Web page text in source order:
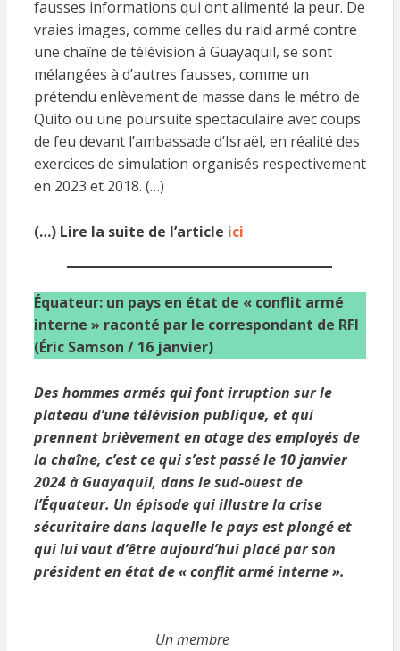
fausses informations qui ont alimenté la peur. De
vraies images, comme celles du raid armé contre
une chaîne de télévision à Guayaquil, se sont
mélangées à d’autres fausses, comme un
prétendu enlèvement de masse dans le métro de
Quito ou une poursuite spectaculaire avec coups
de feu devant l’ambassade d’Israël, en réalité des
exercices de simulation organisés respectivement
en 2023 et 2018. (…)
(…) Lire la suite de l’article ici
Équateur: un pays en état de « conflit armé
interne » raconté par le correspondant de RFI
(Éric Samson / 16 janvier)
Des hommes armés qui font irruption sur le
plateau d’une télévision publique, et qui
prennent brièvement en otage des employés de
la chaîne, c’est ce qui s’est passé le 10 janvier
2024 à Guayaquil, dans le sud-ouest de
l’Équateur. Un épisode qui illustre la crise
sécuritaire dans laquelle le pays est plongé et
qui lui vaut d’être aujourd’hui placé par son
président en état de « conflit armé interne ».
Un membre